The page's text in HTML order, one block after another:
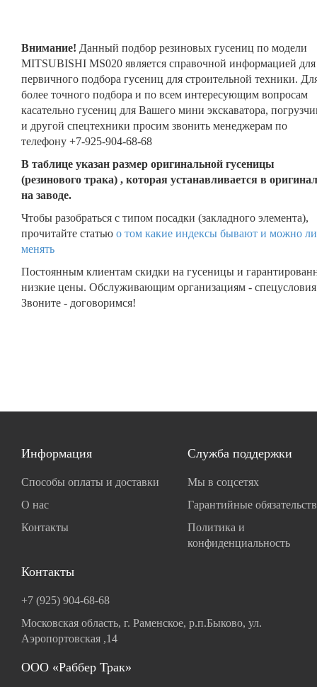
Внимание! Данный подбор резиновых гусениц по модели
MITSUBISHI MS020 является справочной информацией для
первичного подбора гусениц для строительной техники.
более точного подбора и по всем интересующим вопросам
касательно гусениц для Вашего мини экскаватора,
и другой спецтехники просим звонить менеджерам по
телефону +7-925-904-68-68
В таблице указан размер оригинальной гусеницы
(резинового трака) , которая устанавливается в
на заводе.
Чтобы разобраться с типом посадки (закладного элемента),
прочитайте статью о том какие индексы бывают и можно
менять
Постоянным клиентам скидки на гусеницы и
низкие цены. Обслуживающим организациям -
Звоните - договоримся!
Информация
Способы оплаты и доставки
О нас
Контакты
Служба поддержки
Мы в соцсетях
Гарантийные
Политика и
конфиденциальность
Контакты
+7 (925) 904-68-68
Московская область, г. Раменское, р.п.Быково, ул.
Аэропортовская ,14
ООО «Раббер Трак»